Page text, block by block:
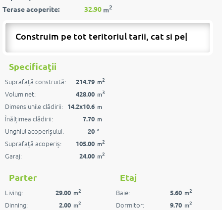
Terase acoperite: 32.90 m2
Construim pe tot teritoriul tarii, cat si peste
Specificaţii
Suprafață construită: 214.79 m2
Volum net: 428.00 m3
Dimensiunile clădirii: 14.2x10.6 m
Înălțimea clădirii: 7.70 m
Unghiul acoperișului: 20 °
Suprafață acoperiș: 105.00 m2
Garaj: 24.00 m2
Parter
Living: 29.00 m2
Dinning: 2.00 m2
Etaj
Baie: 5.60 m2
Dormitor: 9.70 m2